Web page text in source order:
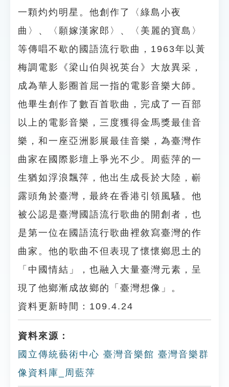
教學應用
貓頭鷹博士
一顆灼灼明星。他創作了〈綠島小夜
曲〉、〈願嫁漢家郎〉、〈美麗的寶島〉
等傳唱不歇的國語流行歌曲，1963年以黃
梅調電影《梁山伯與祝英台》大放異采，
成為華人影圈首屈一指的電影音樂大師。
他畢生創作了數百首歌曲，完成了一百部
以上的電影音樂，三度獲得金馬獎最佳音
樂，和一座亞洲影展最佳音樂，為臺灣作
曲家在國際影壇上爭光不少。周藍萍的一
生猶如浮浪飄萍，他出生成長於大陸，嶄
露頭角於臺灣，最終在香港引領風騷。他
被公認是臺灣國語流行歌曲的開創者，也
是第一位在國語流行歌曲裡敘寫臺灣的作
曲家。他的歌曲不但表現了懷懷鄉思土的
「中國情結」，也融入大量臺灣元素，呈
現了他鄉漸成故鄉的「臺灣想像」。
資料更新時間：109.4.24
資料來源：
國立傳統藝術中心 臺灣音樂館 臺灣音樂群
像資料庫_周藍萍